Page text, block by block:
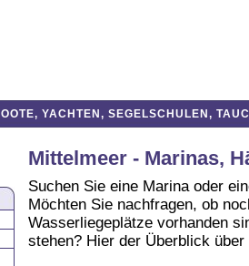
YACHTEN, SEGELSCHULEN,
Mittelmeer - Marinas,
Suchen Sie eine Marina oder
Möchten Sie nachfragen, ob
Wasserliegeplätze vorhanden
stehen? Hier der Überblick